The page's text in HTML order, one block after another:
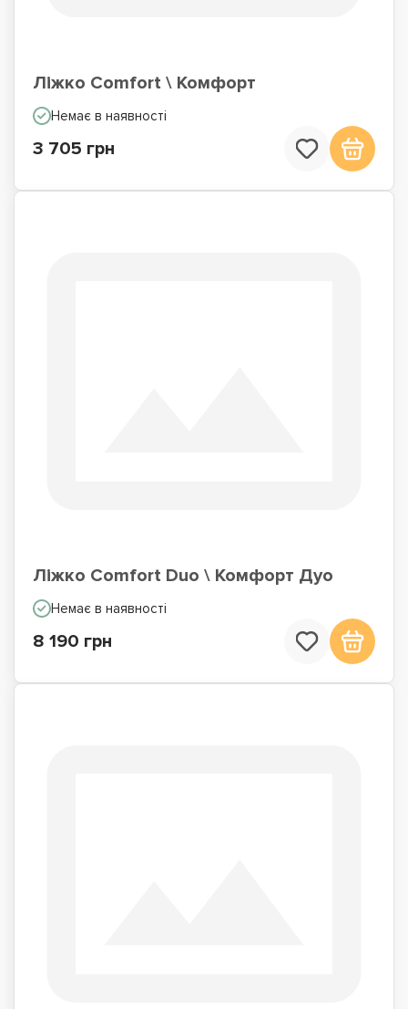
Ліжко Comfort \ Комфорт
Немає в наявності
3 705 грн
Ліжко Comfort Duo \ Комфорт Дуо
Немає в наявності
8 190 грн